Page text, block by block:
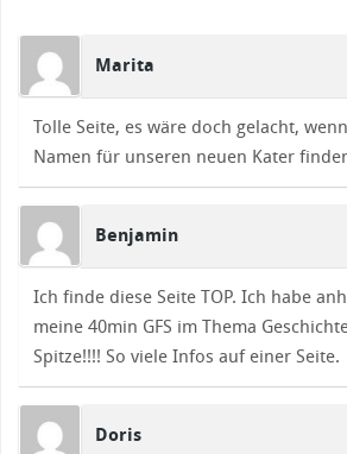
Marita
Tolle Seite, es wäre doch gelacht,
Namen für unseren neuen Kater
Benjamin
Ich finde diese Seite TOP. Ich habe
meine 40min GFS im Thema
Spitze!!!! So viele Infos auf einer Seite.
Doris